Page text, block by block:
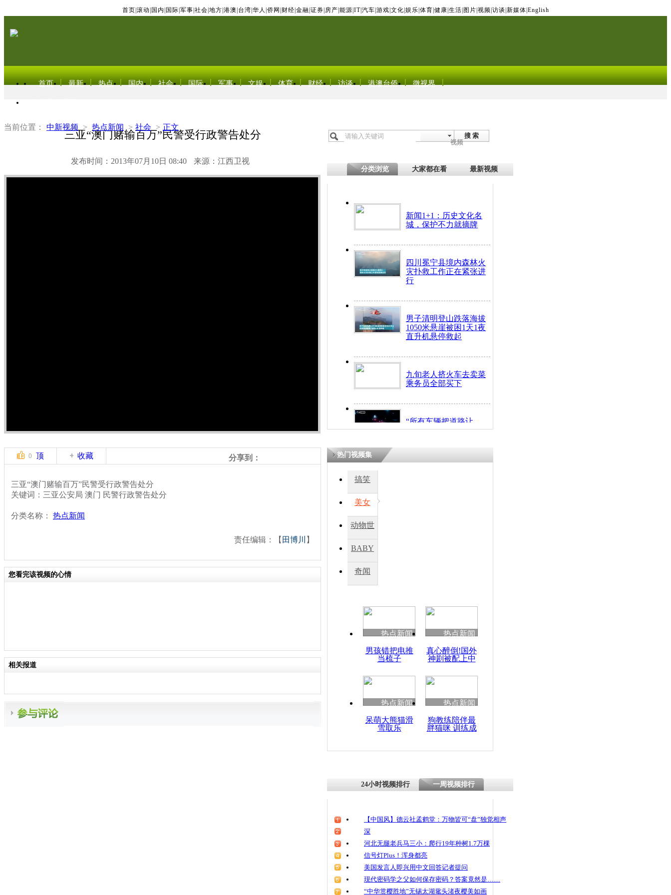
首页 滚动 国内 国际 军事 社会 地方 港澳 台湾 华人 侨网 财经 金融 证券 房产 能源 IT| 汽车 游戏 文化 娱乐 体育 健康 生活 图片 视频 访谈 新媒体 English
首页 最新 热点 国内 社会 国际 军事 文娱 体育 财经 访谈 港澳台侨 微视界
当前位置： 中新视频 > 热点新闻 > 社会 > 正文
三亚“澳门赌输百万”民警受行政警告处分
发布时间：2013年07月10日 08:40 来源：江西卫视
搜 索
视频
分类浏览 大家都在看 最新视频
新闻1+1：历史文化名
城，保护不力就摘牌
四川冕宁县境内森林火
灾扑救工作正在紧张进
行
男子清明登山跌落海拔
1050米悬崖被困1天1夜
直升机悬停救起
九旬老人挤火车去卖菜
乘务员全部买下
“所有车辆把道路让
开！”儿童突发疾病交
四川兴文苗乡上万人欢
度苗族花山节
清明祭英烈 哀思悼忠
三亚“澳门赌输百万”民
0 顶 收藏 分享到：
三亚“澳门赌输百万”民警受行政警告处分
关键词：三亚公安局 澳门 民警行政警告处分
分类名称： 热点新闻
责任编辑：【 田博川 】
您看完该视频的心情
相关报道
热门视频集
搞笑
美女
动物世
BABY
秀
奇闻
热点新闻
男孩错把电推
当梳子
热点新闻
真心醉倒!国外
神剧被配上中
热点新闻
呆萌大熊猫滑
雪取乐
热点新闻
狗教练陪伴最
胖猫咪 训练成
24小时视频排行 一周视频排行
【中国风】德云社孟鹤堂：万物皆可“盘”独觉相声
深
河北无腿老兵马三小：爬行19年种树1.7万棵
信号灯Plus！浑身都亮
美国发言人即兴用中文回答记者提问
现代密码学之父如何保存密码？答案竟然是……
“中华赏樱胜地”无锡太湖鼋头渚夜樱美如画